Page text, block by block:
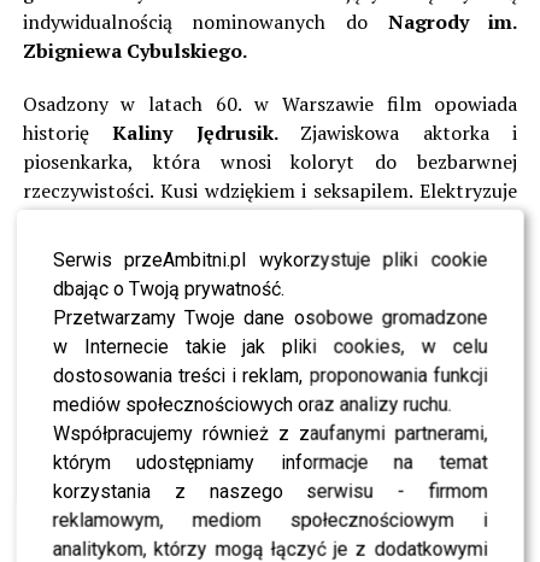
Serwis przeAmbitni.pl wykorzystuje pliki cookie
dbając o Twoją prywatność.
Przetwarzamy Twoje dane osobowe gromadzone
w Internecie takie jak pliki cookies, w celu
dostosowania treści i reklam, proponowania funkcji
mediów społecznościowych oraz analizy ruchu.
Współpracujemy również z zaufanymi partnerami,
którym udostępniamy informacje na temat
korzystania z naszego serwisu - firmom
reklamowym, mediom społecznościowym i
analitykom, którzy mogą łączyć je z dodatkowymi
indywidualnością nominowanych do Nagrody im.
Zbigniewa Cybulskiego.
Osadzony w latach 60. w Warszawie film opowiada
historięKaliny Jędrusik. Zjawiskowa aktorka i
piosenkarka, która wnosi koloryt do bezbarwnej
rzeczywistości. Kusi wdziękiem i seksapilem. Elektryzuje
polska Marylin Monroe. Gwiazda nie chce
podporządkowywać się stereotypom ówczesnej kobiety i
żyje na własnych zasadach. Jej zachowanie nie zawsze
podoba się pruderyjnemu społeczeństwu i niektórym
wpływowym osobom u władzy. Liczne skandale, życie w
miłosnym trójkącie z mężem Stanisławem Dygatem
(Leszek Lichota) i Luckiem (Krzysztof Zalewski),
kontrowersyjne wypowiedzi i epatujące seksapilem
stroje sprawiają, że
Kalina
zyskuje także miano
naczelnej skandalistki PRL. Jednak największy skandal z
jej udziałem dopiero się zacznie…